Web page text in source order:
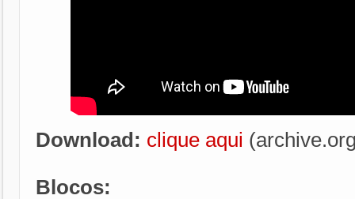
Download: clique aqui
Blocos: